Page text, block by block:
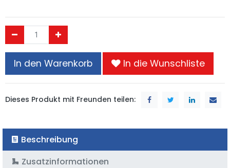
In den Warenkorb In die Wunschliste
Dieses Produkt mit Freunden teilen:
Beschreibung
Zusatzinformationen